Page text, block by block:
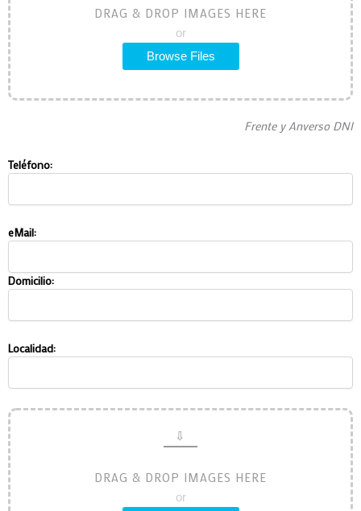
DRAG & DROP IMAGES HERE
or
Browse Files
Frente y Anverso DNI
Teléfono:
eMail:
Domicilio:
Localidad:
DRAG & DROP IMAGES HERE
or